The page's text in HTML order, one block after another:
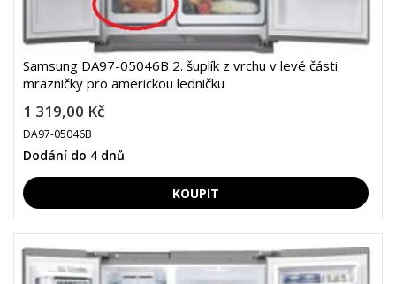
Samsung DA97-05046B 2. šuplík z vrchu v levé části
mrazničky pro americkou ledničku
1 319,00 Kč
DA97-05046B
Dodání do 4 dnů